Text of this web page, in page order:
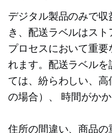
デジタル製品のみで
き、配送ラベルはス
プロセスにおいて重
れます。配送ラベルを
ては、紛らわしい、
の場合）、 時間がかか
住所の間違い、商品